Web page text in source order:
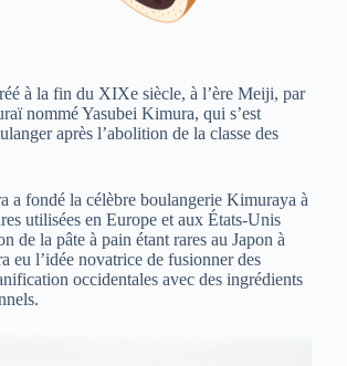
à la fin du XIXe siècle, à l’ère Meiji, par
nommé Yasubei Kimura, qui s’est
après l’abolition de la classe des
a fondé la célèbre boulangerie Kimuraya à
utilisées en Europe et aux États-Unis
de la pâte à pain étant rares au Japon à
eu l’idée novatrice de fusionner des
occidentales avec des ingrédients